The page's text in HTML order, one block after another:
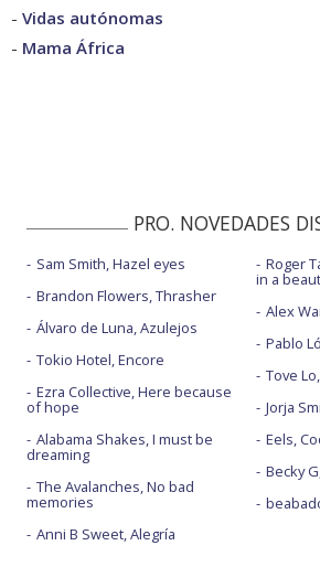
- Vidas autónomas
- Mama África
PRO. NOVEDADES
Sam Smith, Hazel eyes
Brandon Flowers, Thrasher
Álvaro de Luna, Azulejos
Tokio Hotel, Encore
Ezra Collective, Here because
of hope
Alabama Shakes, I must be
dreaming
The Avalanches, No bad
memories
Anni B Sweet, Alegría
Roger
in a
Alex
Pablo
Tove
Jorja
Eels,
Becky